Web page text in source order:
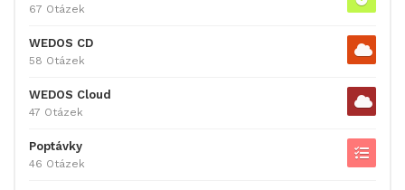
67 Otázek
WEDOS CD
58 Otázek
WEDOS Cloud
47 Otázek
Poptávky
46 Otázek